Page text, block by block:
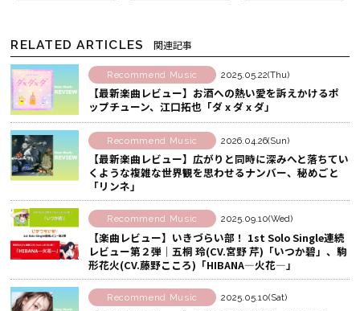
ア
す
る
b
o
o
k
で
シ
ェ
ア
す
る
シ
ェ
ア
る
RELATED ARTICLES 関連記事
Recommend Music 2025.05.22(Thu)
【最新楽曲レビュー】お酒への熱い愛を訴えかけるポ
ップチューン、江口拓也「ダ x ダ x ダ」
Recommend Music 2026.04.26(Sun)
【最新楽曲レビュー】広がりと同時に深みへと落ちてい
くような複雑な世界観を思わせるナンバー、秘めごと
「リンネ」
Recommend Music 2025.09.10(Wed)
【楽曲レビュー】いきづらい部！ 1st Solo Single連続
レビュー第２弾│五桐 玲(CV.宮野 芹)「いつか碧」、駒
形花火(CV.藤野こころ)「HIBANA―火花―」
Recommend Music 2025.05.10(Sat)